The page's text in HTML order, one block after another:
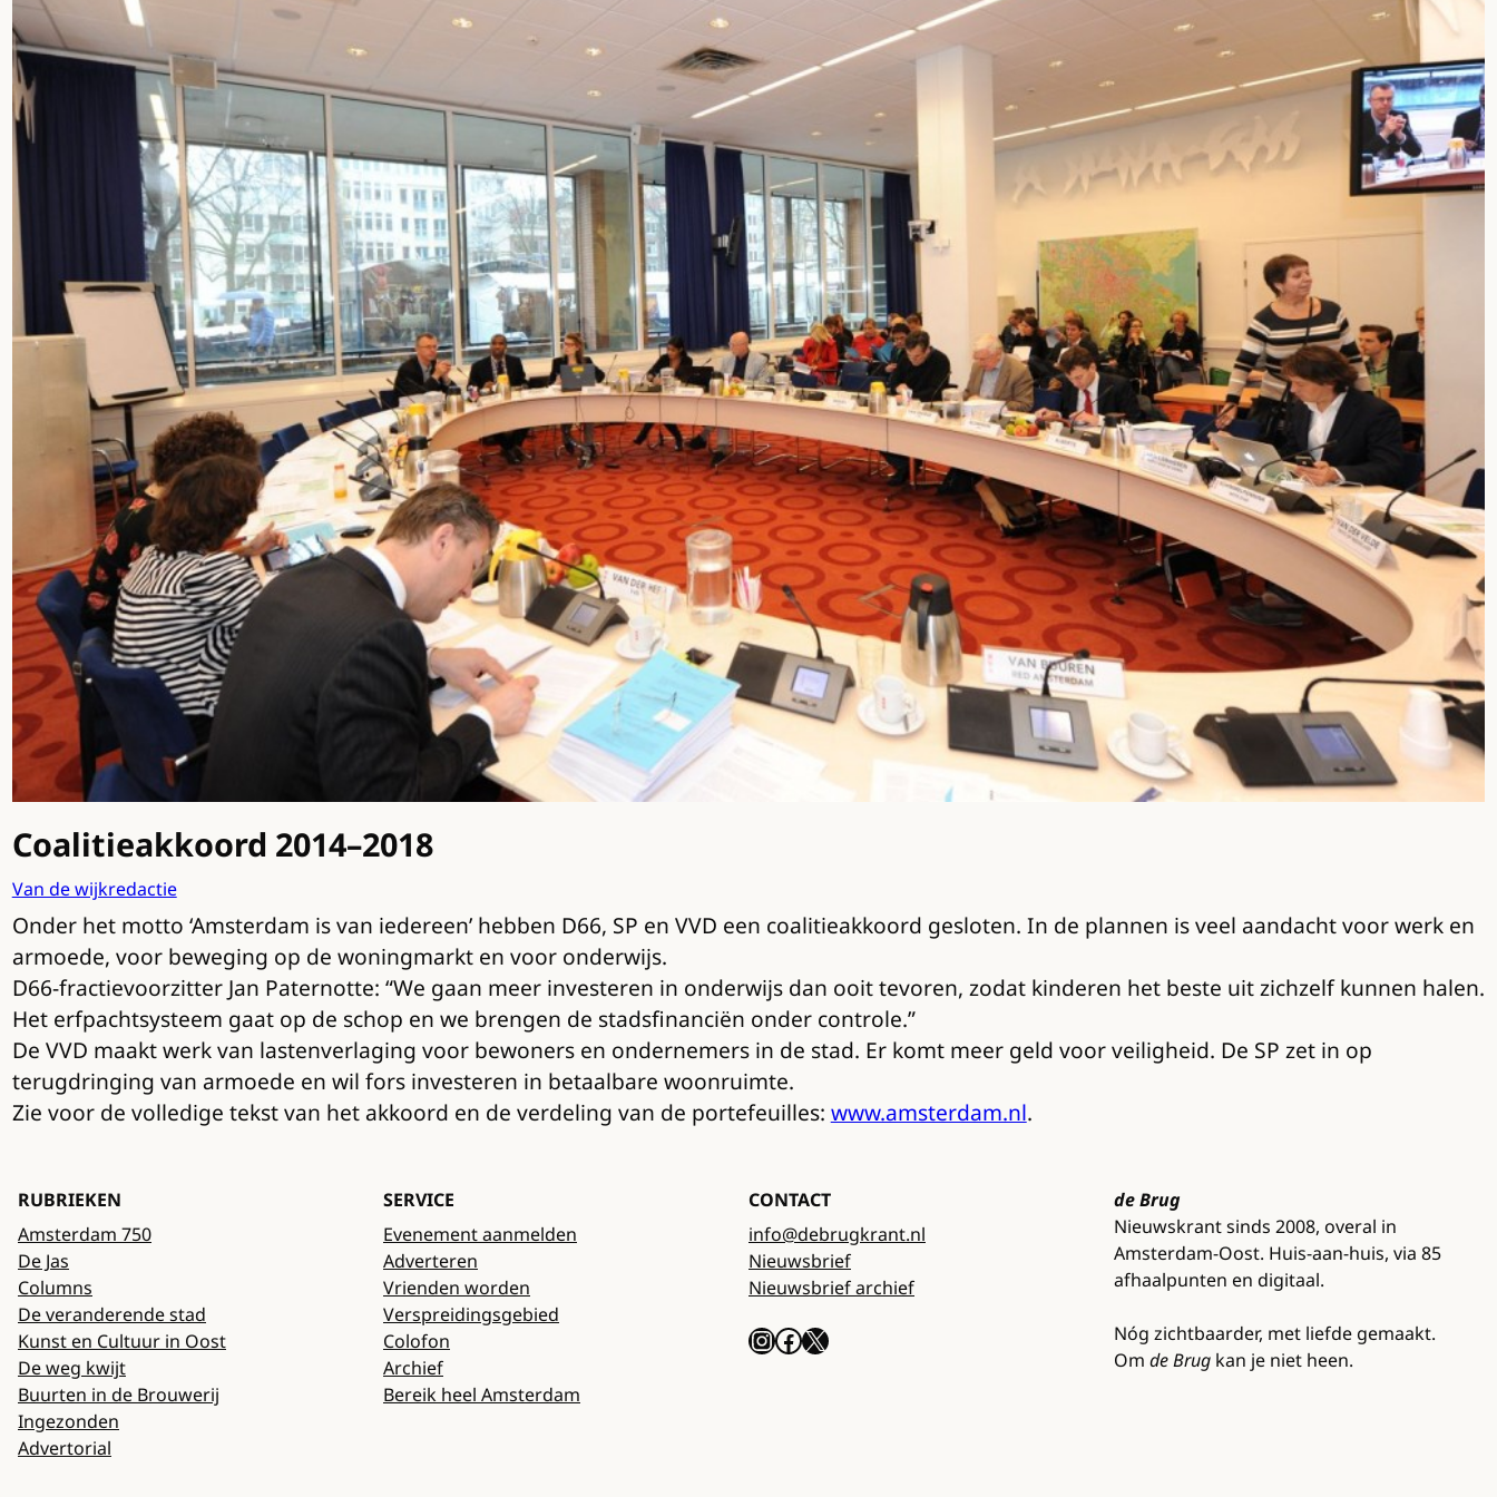
Coalitieakkoord 2014–2018
Van de wijkredactie
Onder het motto ‘Amsterdam is van iedereen’ hebben D66, SP en VVD een coalitieakkoord gesloten. In de plannen is veel aandacht voor werk en
armoede, voor beweging op de woningmarkt en voor onderwijs.
D66-fractievoorzitter Jan Paternotte: “We gaan meer investeren in onderwijs dan ooit tevoren, zodat kinderen het beste uit zichzelf kunnen halen.
Het erfpachtsysteem gaat op de schop en we brengen de stadsfinanciën onder controle.”
De VVD maakt werk van lastenverlaging voor bewoners en ondernemers in de stad. Er komt meer geld voor veiligheid. De SP zet in op
terugdringing van armoede en wil fors investeren in betaalbare woonruimte.
Zie voor de volledige tekst van het akkoord en de verdeling van de portefeuilles: www.amsterdam.nl.
RUBRIEKEN
Amsterdam 750
De Jas
Columns
De veranderende stad
Kunst en Cultuur in Oost
De weg kwijt
Buurten in de Brouwerij
Ingezonden
Advertorial
SERVICE
Evenement aanmelden
Adverteren
Vrienden worden
Verspreidingsgebied
Colofon
Archief
Bereik heel Amsterdam
CONTACT
info@debrugkrant.nl
Nieuwsbrief
Nieuwsbrief archief
InstagramFacebook X
de Brug
Nieuwskrant sinds 2008, overal in
Amsterdam-Oost. Huis-aan-huis, via 85
afhaalpunten en digitaal.
Nóg zichtbaarder, met liefde gemaakt.
Om de Brug kan je niet heen.